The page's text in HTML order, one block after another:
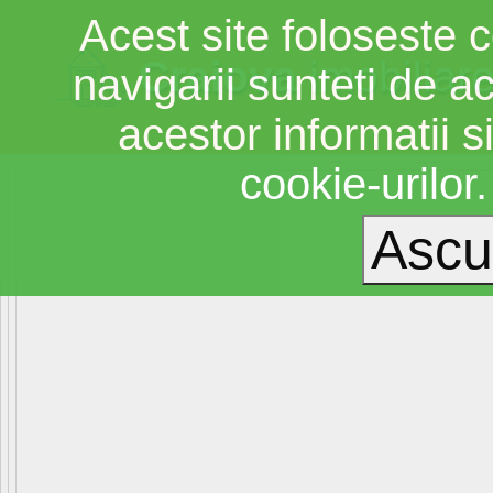
Craiova
Acest site foloseste
navigarii sunteti de
acestor informatii
cookie-